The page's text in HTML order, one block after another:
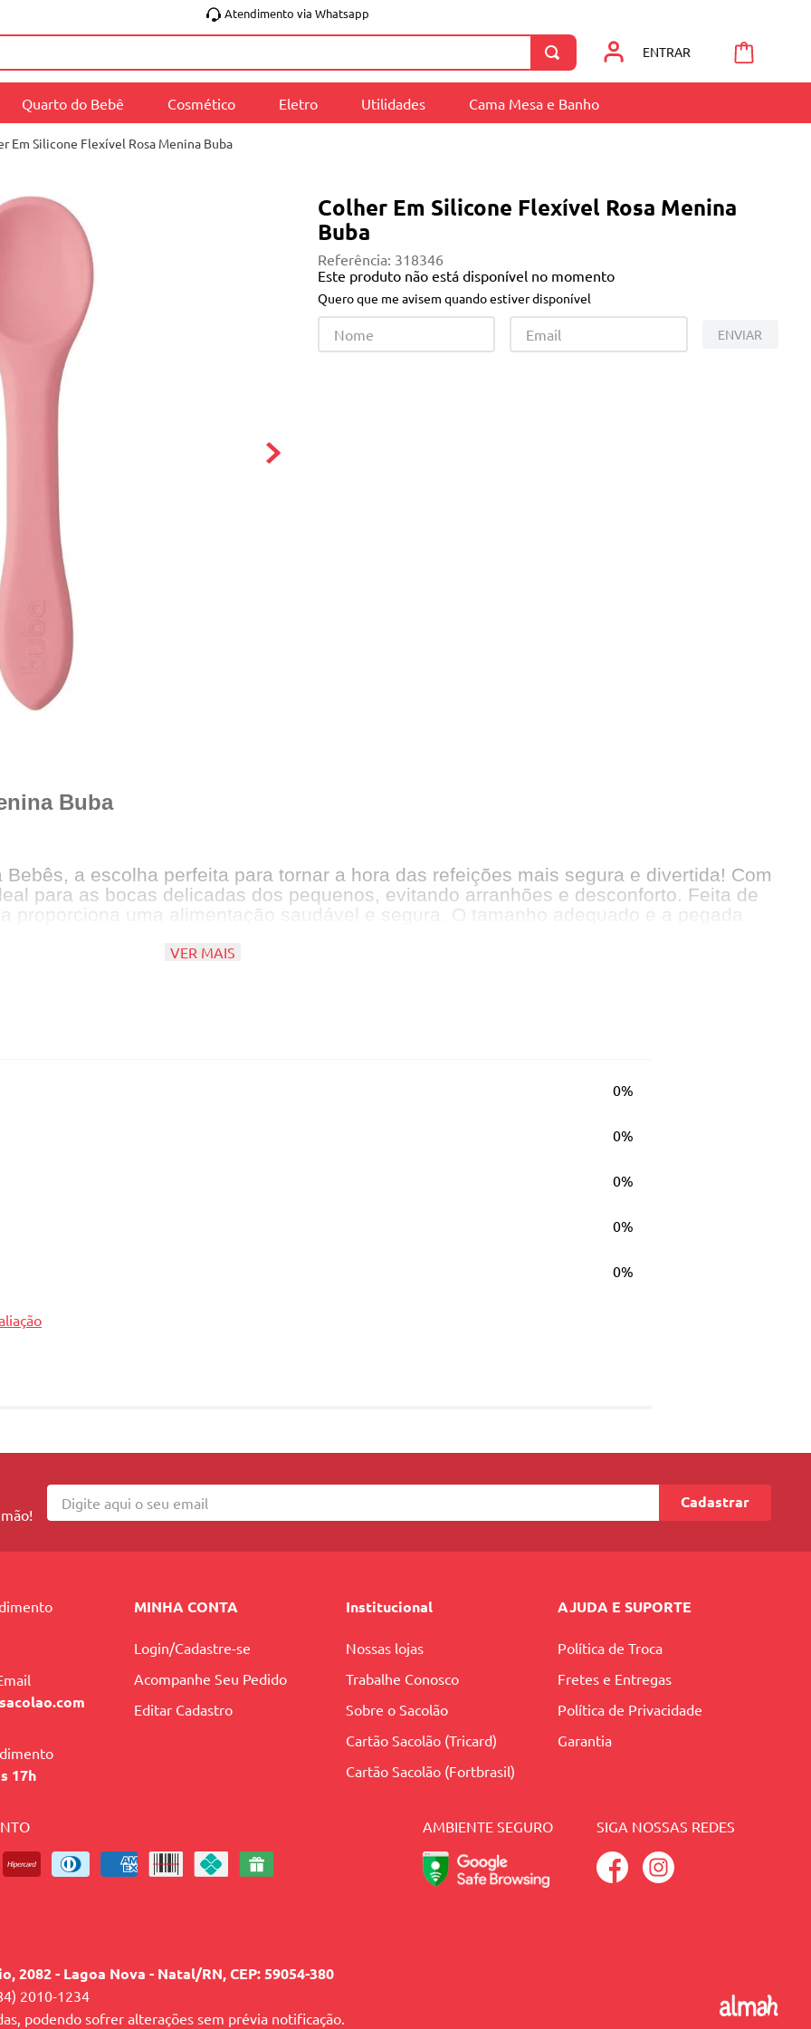
Atendimento via Whatsapp
ENTRAR
Quarto do Bebê Cosmético Eletro Utilidades Cama Mesa e Banho
Em Silicone Flexível Rosa Menina Buba
Colher Em Silicone Flexível Rosa Menina
Buba
Referência: 318346
Este produto não está disponível no momento
Quero que me avisem quando estiver disponível
ENVIAR
Buba
a escolha perfeita para tornar a hora das refeições mais segura e divertida! Com
para as bocas delicadas dos pequenos, evitando arranhões e desconforto. Feita de
proporciona uma alimentação saudável e segura. O tamanho adequado e a pegada
VER MAIS
0%
0%
0%
0%
0%
Cadastrar
17h
MINHA CONTA
Login/Cadastre-se
Acompanhe Seu Pedido
Editar Cadastro
Institucional
Nossas lojas
Trabalhe Conosco
Sobre o Sacolão
Cartão Sacolão (Tricard)
Cartão Sacolão (Fortbrasil)
AJUDA E SUPORTE
Política de Troca
Fretes e Entregas
Política de Privacidade
Garantia
AMBIENTE SEGURO SIGA NOSSAS REDES
2082 - Lagoa Nova - Natal/RN, CEP: 59054-380
2010-1234
podendo sofrer alterações sem prévia notificação.